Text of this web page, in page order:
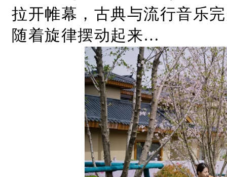
拉开帷幕，古典与流行音乐
随着旋律摆动起来…